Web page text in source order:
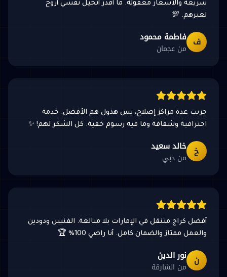
سريعة والأسعار معقولة. ما أقدر أتخيل نفسي أروح
لغيرهم. 💯
ف فاطمة محمود
من عجمان
جربت عدة مراكز إصلاح، بس هذول هم الأفضل. خدمة
احترافية وشفافة وما فيه رسوم خفية. كل الشكر لهم! ✨
خ خالد سعيد
من دبي
أفضل كراج متنقل في الإمارات بلا مبالغة. الفنيين ودودين
والعمل ممتاز والضمان كامل. أنا راضي 100% 🏆
ن نور الدين
من الشارقة